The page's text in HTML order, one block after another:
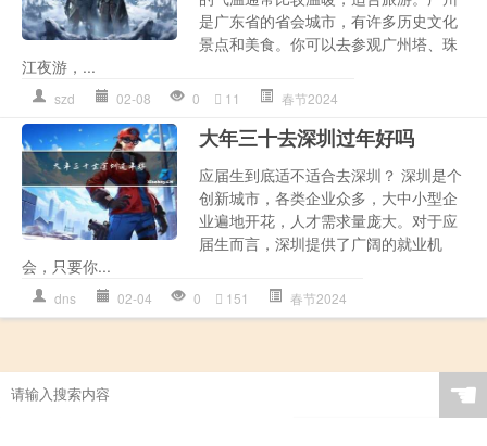
是广东省的省会城市，有许多历史文化
景点和美食。你可以去参观广州塔、珠
江夜游，...
szd 02-08 0 11 春节2024
大年三十去深圳过年好吗
应届生到底适不适合去深圳？ 深圳是个
创新城市，各类企业众多，大中小型企
业遍地开花，人才需求量庞大。对于应
届生而言，深圳提供了广阔的就业机
会，只要你...
dns 02-04 0 151 春节2024
☚